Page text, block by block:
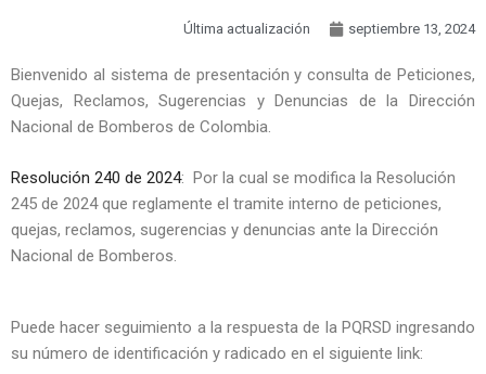
Última actualización septiembre 13, 2024
Bienvenido al sistema de presentación y consulta de Peticiones,
Quejas, Reclamos, Sugerencias y Denuncias de la Dirección
Nacional de Bomberos de Colombia.
Resolución 240 de 2024: Por la cual se modifica la Resolución
245 de 2024 que reglamente el tramite interno de peticiones,
quejas, reclamos, sugerencias y denuncias ante la Dirección
Nacional de Bomberos.
Puede hacer seguimiento a la respuesta de la PQRSD ingresando
su número de identificación y radicado en el siguiente link: